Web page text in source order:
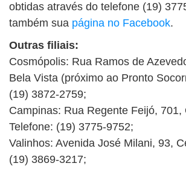
obtidas através do telefone (19)
também sua página no Facebook.
Outras filiais:
Cosmópolis: Rua Ramos de
Bela Vista (próximo ao Pronto
(19) 3872-2759;
Campinas: Rua Regente Feijó, 701,
Telefone: (19) 3775-9752;
Valinhos: Avenida José Milani, 93,
(19) 3869-3217;